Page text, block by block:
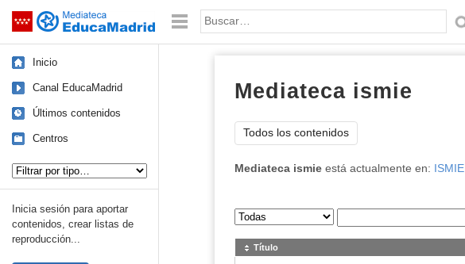
Saltar navegación Palabra o frase:
Inicio
Canal EducaMadrid
Últimos contenidos
Centros
Inicia sesión para aportar
contenidos, crear listas de
reproducción...
Mediateca ismie
Todos los contenidos
Mediateca ismieestá actualmente en: ISMIE
Sus archivos
Título